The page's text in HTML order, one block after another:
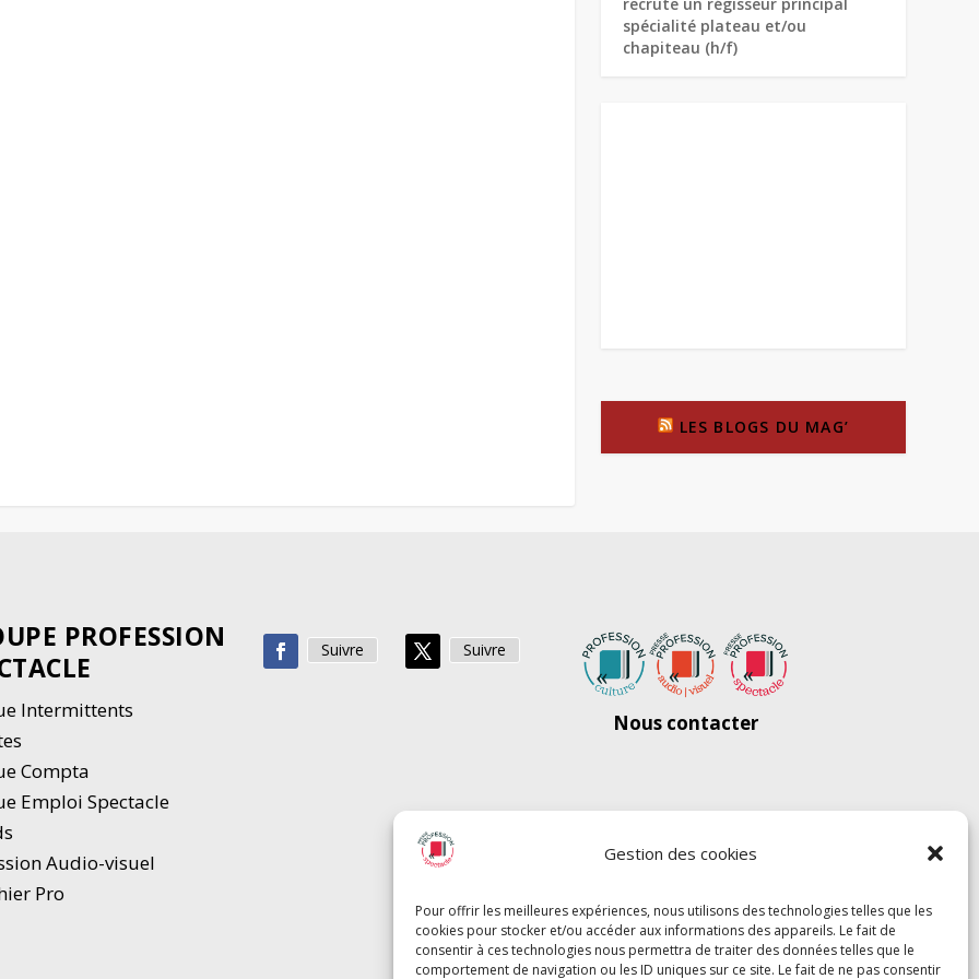
Gestion des cookies
Pour offrir les meilleures expériences, nous utilisons des technologies telles que les
cookies pour stocker et/ou accéder aux informations des appareils. Le fait de
consentir à ces technologies nous permettra de traiter des données telles que le
comportement de navigation ou les ID uniques sur ce site. Le fait de ne pas consentir
spécialité plateau et/ou
chapiteau (h/f)
LES BLOGS DU MAG’
PROFESSION
Intermittents
Compta
Emploi Spectacle
Audio-visuel
Pro
Suivre Suivre
Nous contacter